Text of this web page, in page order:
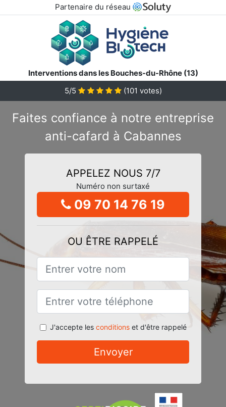
Partenaire du réseau
Interventions dans les Bouches-du-Rhône (13)
5/5
(101 votes)
Faites confiance à notre entreprise
anti-cafard à Cabannes
APPELEZ NOUS 7/7
Numéro non surtaxé
09 70 14 76 19
OU ÊTRE RAPPELÉ
J'accepte les conditionset d'être rappelé
Envoyer